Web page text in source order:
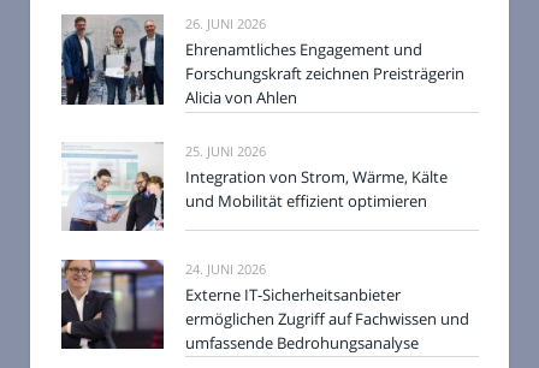
26. JUNI 2026
Ehrenamtliches Engagement und
Forschungskraft zeichnen Preisträgerin
Alicia von Ahlen
25. JUNI 2026
Integration von Strom, Wärme, Kälte
und Mobilität effizient optimieren
24. JUNI 2026
Externe IT-Sicherheitsanbieter
ermöglichen Zugriff auf Fachwissen und
umfassende Bedrohungsanalyse